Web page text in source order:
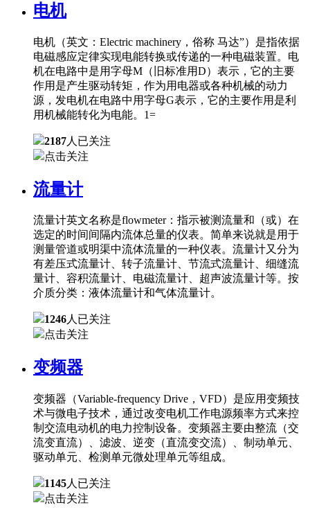
电机
电机（英文：Electric machinery，俗称 马达”）是指依据
电磁感应定律实现电能转换或传递的一种电磁装置。电
机在电路中是用字母M（旧标准用D）表示，它的主要
作用是产生驱动转矩，作为用电器或各种机械的动力
源，发电机在电路中用字母G表示，它的主要作用是利
用机械能转化为电能。1=
2187人已关注
点击关注
流量计
流量计英文名称是flowmeter：指示被测流量和（或）在
选定的时间间隔内流体总量的仪表。简单来说就是用于
测量管道或明渠中流体流量的一种仪表。流量计又分为
有差压式流量计、转子流量计、节流式流量计、细缝流
量计、容积流量计、电磁流量计、超声波流量计等。按
介质分类：液体流量计和气体流量计。
1246人已关注
点击关注
变频器
变频器（Variable-frequency Drive，VFD）是应用变频技
术与微电子技术，通过改变电机工作电源频率方式来控
制交流电动机的电力控制设备。变频器主要由整流（交
流变直流）、滤波、逆变（直流变交流）、制动单元、
驱动单元、检测单元微处理单元等组成。
1145人已关注
点击关注